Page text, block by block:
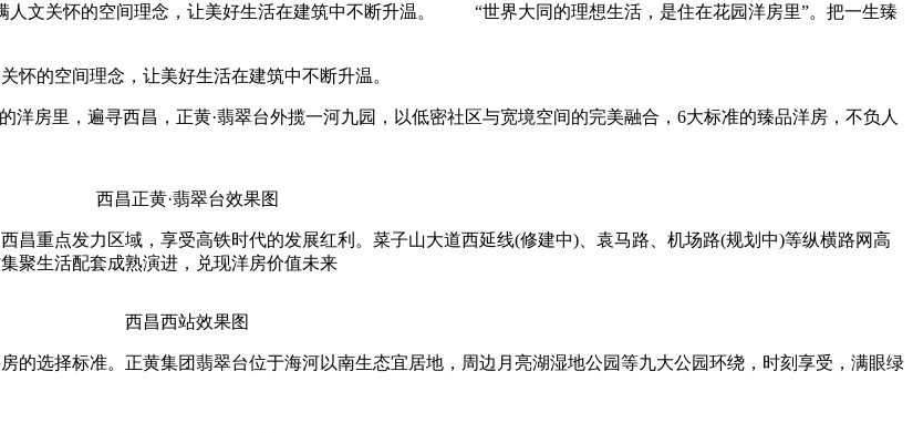
文关怀的空间理念，让美好生活在建筑中不断升温。 “世界大同的理想生活，是住在花园洋房里”。把一生臻
的空间理念，让美好生活在建筑中不断升温。
房里，遍寻西昌，正黄·翡翠台外揽一河九园，以低密社区与宽境空间的完美融合，6大标准的臻品洋房，不负人
西昌正黄·翡翠台效果图
重点发力区域，享受高铁时代的发展红利。菜子山大道西延线(修建中)、袁马路、机场路(规划中)等纵横路网高
聚生活配套成熟演进，兑现洋房价值未来
西昌西站效果图
选择标准。正黄集团翡翠台位于海河以南生态宜居地，周边月亮湖湿地公园等九大公园环绕，时刻享受，满眼绿